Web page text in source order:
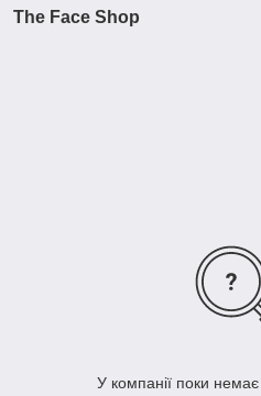
The Face Shop
У компанії поки